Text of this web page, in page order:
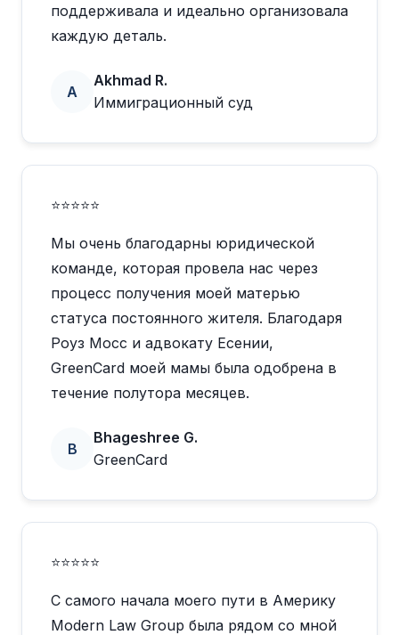
поддерживала и идеально организовала
каждую деталь.
A
Akhmad R.
Иммиграционный суд
⭐⭐⭐⭐⭐
Мы очень благодарны юридической
команде, которая провела нас через
процесс получения моей матерью
статуса постоянного жителя. Благодаря
Роуз Мосс и адвокату Есении,
GreenCard моей мамы была одобрена в
течение полутора месяцев.
B
Bhageshree G.
GreenCard
⭐⭐⭐⭐⭐
С самого начала моего пути в Америку
Modern Law Group была рядом со мной